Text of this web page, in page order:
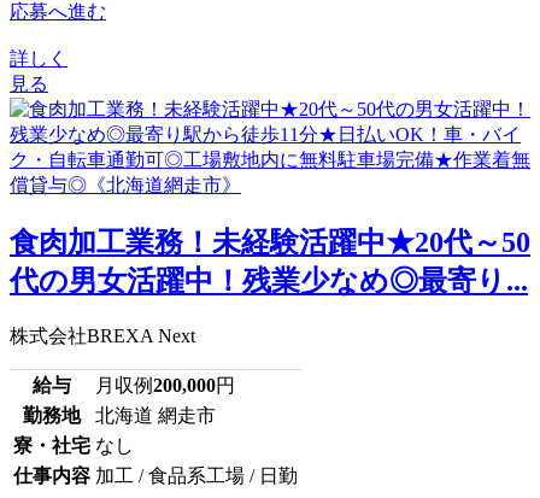
応募へ進む
詳しく
見る
食肉加工業務！未経験活躍中★20代～50
代の男女活躍中！残業少なめ◎最寄り...
株式会社BREXA Next
給与 月収例200,000円
勤務地
北海道 網走市
寮・社宅 なし
仕事内容 加工 / 食品系工場 / 日勤